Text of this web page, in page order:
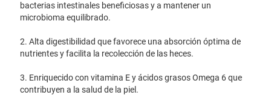
bacterias intestinales beneficiosas y a mantener un
microbioma equilibrado.
2. Alta digestibilidad que favorece una absorción óptima de
nutrientes y facilita la recolección de las heces.
3. Enriquecido con vitamina E y ácidos grasos Omega 6 que
contribuyen a la salud de la piel.